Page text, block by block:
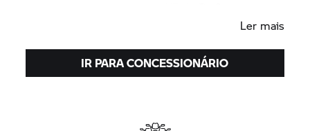
Ler mais
IR PARA CONCESSIONÁRIO